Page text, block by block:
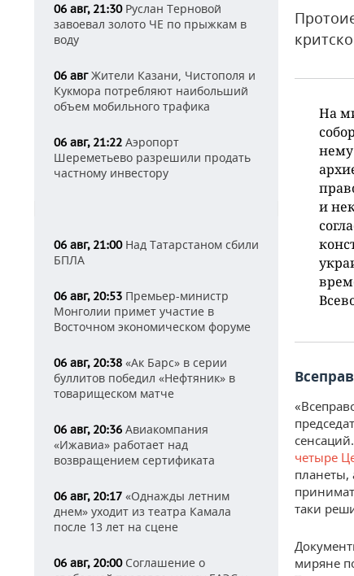
06 авг, 21:30Руслан Терновой
завоевал золото ЧЕ по прыжкам в
воду
06 авгЖители Казани, Чистополя и
Кукмора потребляют наибольший
объем мобильного трафика
06 авг, 21:22 Аэропорт
Шереметьево разрешили продать
частному инвестору
06 авг, 21:00Над Татарстаном сбили
БПЛА
06 авг, 20:53 Премьер-министр
Монголии примет участие в
Восточном экономическом форуме
06 авг, 20:38 «Ак Барс» в серии
буллитов победил «Нефтяник» в
товарищеском матче
06 авг, 20:36 Авиакомпания
«Ижавиа» работает над
возвращением сертификата
06 авг, 20:17 «Однажды летним
днем» уходит из театра Камала
после 13 лет на сцене
06 авг, 20:00Соглашение о
На
и
четыре
планеты,
таки
миряне